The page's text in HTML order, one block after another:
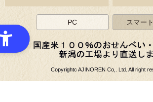
PC スマー
Copyrightc AJINOREN Co,. Ltd. All right